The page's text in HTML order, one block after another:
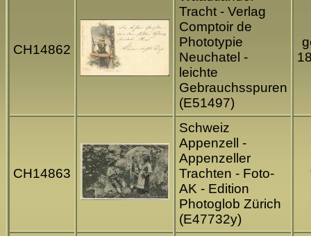
CH14862
Tracht - Verlag
Comptoir de
Phototypie
Neuchatel -
leichte
Gebrauchsspuren
(E51497)
CH14863
Schweiz
Appenzell -
Appenzeller
Trachten - Foto-
AK - Edition
Photoglob Zürich
(E47732y)